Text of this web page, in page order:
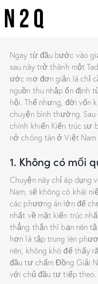
Ngay từ đầu bước vào
sau này trở thành một
ước mơ đơn giản là chỉ
nguồn thu nhập ổn định
hội. Thế nhưng, đời vốn
chuyện bình thường.
chính khiến Kiến trúc sư
nở chóng tàn ở Việt
1. Không có mối
Chuyện này chỉ áp dụng
Nam, sẽ không có khái
các phương án lớn để
nhất về mặt kiến trúc
thẳng thắn thì bạn nên
hơn là tập trung lên
nên, không khó để thấy
đầu tư chấm Đồng Giải
với chủ đầu tư tiếp theo.